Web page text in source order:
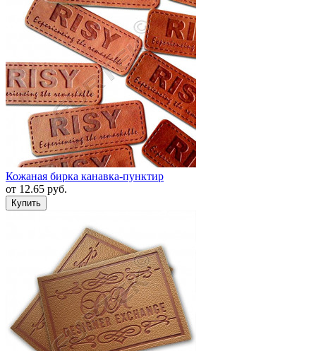
Кожаная бирка канавка-пунктир
от 12.65 руб.